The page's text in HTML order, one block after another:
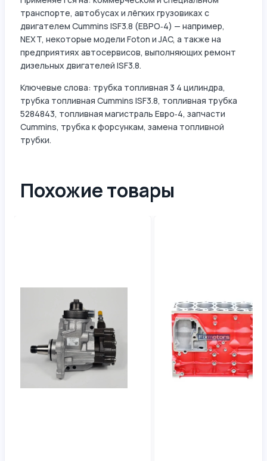
транспорте, автобусах и лёгких грузовиках с
двигателем Cummins ISF3.8 (ЕВРО‑4) — например,
NEXT, некоторые модели Foton и JAC, а также на
предприятиях автосервисов, выполняющих ремонт
дизельных двигателей ISF3.8.
Ключевые слова: трубка топливная 3 4 цилиндра,
трубка топливная Cummins ISF3.8, топливная трубка
5284843, топливная магистраль Евро‑4, запчасти
Cummins, трубка к форсункам, замена топливной
трубки.
Похожие товары